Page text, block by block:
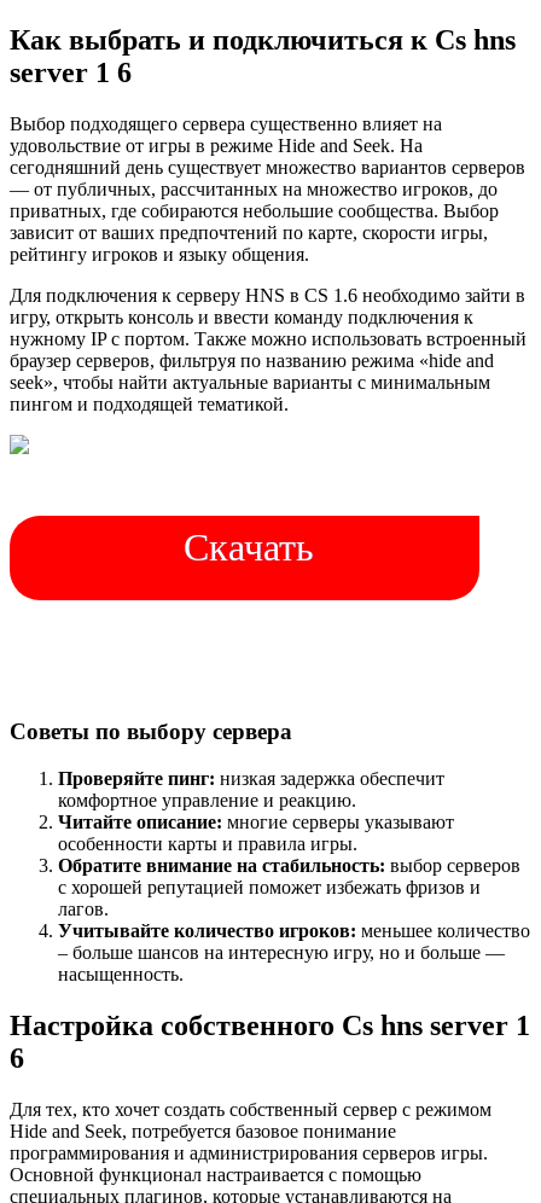
Как выбрать и подключиться к Cs hns
server 1 6
Выбор подходящего сервера существенно влияет на
удовольствие от игры в режиме Hide and Seek. На
сегодняшний день существует множество вариантов серверов
— от публичных, рассчитанных на множество игроков, до
приватных, где собираются небольшие сообщества. Выбор
зависит от ваших предпочтений по карте, скорости игры,
рейтингу игроков и языку общения.
Для подключения к серверу HNS в CS 1.6 необходимо зайти в
игру, открыть консоль и ввести команду подключения к
нужному IP с портом. Также можно использовать встроенный
браузер серверов, фильтруя по названию режима «hide and
seek», чтобы найти актуальные варианты с минимальным
пингом и подходящей тематикой.
Скачать
Советы по выбору сервера
Проверяйте пинг: низкая задержка обеспечит
комфортное управление и реакцию.
Читайте описание: многие серверы указывают
особенности карты и правила игры.
Обратите внимание на стабильность: выбор серверов
с хорошей репутацией поможет избежать фризов и
лагов.
Учитывайте количество игроков: меньшее количество
– больше шансов на интересную игру, но и больше —
насыщенность.
Настройка собственного Cs hns server 1
6
Для тех, кто хочет создать собственный сервер с режимом
Hide and Seek, потребуется базовое понимание
программирования и администрирования серверов игры.
Основной функционал настраивается с помощью
специальных плагинов, которые устанавливаются на